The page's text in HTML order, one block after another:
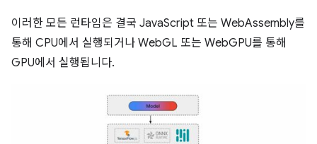
이러한 모든 런타임은 결국 JavaScript 또는 WebAssembly를
통해 CPU에서 실행되거나 WebGL 또는 WebGPU를 통해
GPU에서 실행됩니다.